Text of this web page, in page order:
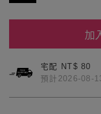
加
宅配 NT$ 80
預計2026-08-